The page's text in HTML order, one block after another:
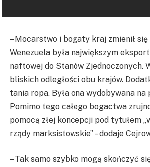
– Mocarstwo i bogaty kraj zmienił
Wenezuela była największym
naftowej do Stanów Zjednoczonych.
bliskich odległości obu krajów.
tania ropa. Była ona wydobywana na
Pomimo tego całego bogactwa
pomocą złej koncepcji pod tytułem
rządy marksistowskie” – dodaje
– Tak samo szybko mogą skończyć